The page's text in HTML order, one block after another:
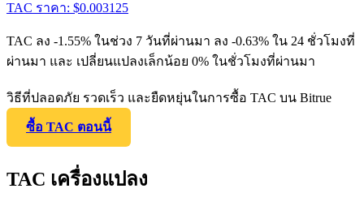
TAC ราคา: $0.003125
TAC ลง -1.55% ในช่วง 7 วันที่ผ่านมา ลง -0.63% ใน 24 ชั่วโมงที่
ผ่านมา และ เปลี่ยนแปลงเล็กน้อย 0% ในชั่วโมงที่ผ่านมา
วิธีที่ปลอดภัย รวดเร็ว และยืดหยุ่นในการซื้อ TAC บน Bitrue
ซื้อ TAC ตอนนี้
TAC เครื่องแปลง